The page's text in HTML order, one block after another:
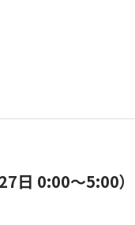
日 0:00〜5:00）